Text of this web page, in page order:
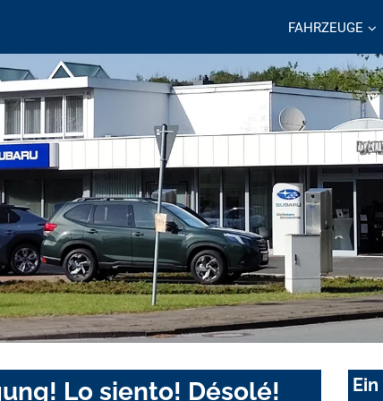
FAHRZEUGE
Lo siento! Désolé!